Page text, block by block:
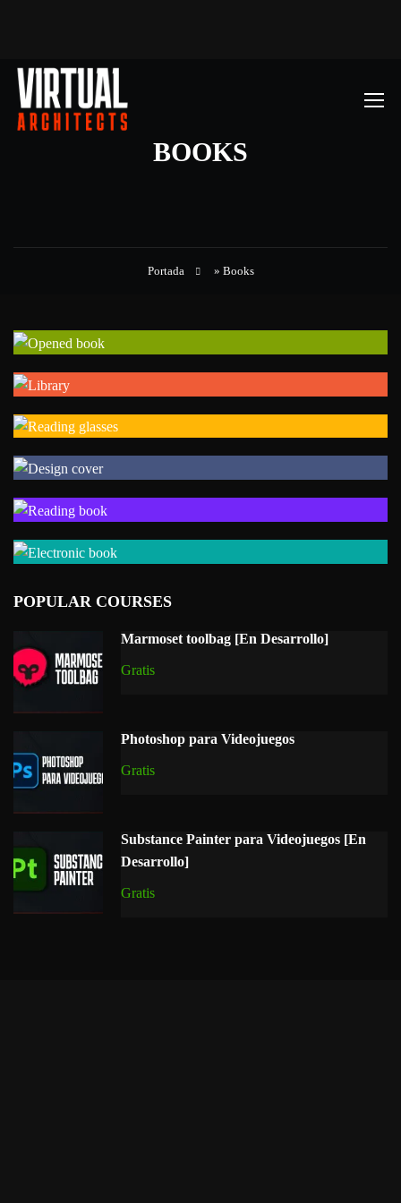
BOOKS
Portada » Books
POPULAR COURSES
Marmoset toolbag [En Desarrollo]
Gratis
Photoshop para Videojuegos
Gratis
Substance Painter para Videojuegos [En
Desarrollo]
Gratis